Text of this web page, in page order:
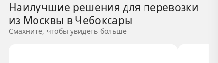
Наилучшие решения для перевозки
из Москвы в Чебоксары
Смахните, чтобы увидеть больше